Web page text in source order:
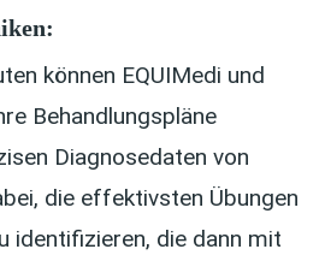
:
können EQUIMedi und
Behandlungspläne
Diagnosedaten von
die effektivsten Übungen
identifizieren, die dann mit